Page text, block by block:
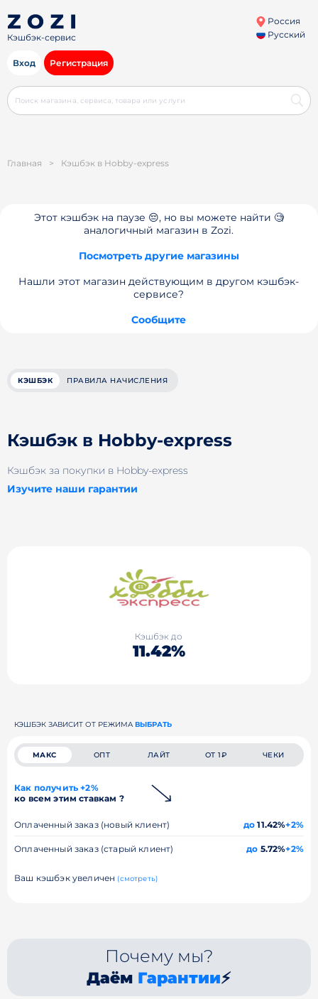
Кэшбэк-сервис
Россия
Русский
Вход Регистрация
Главная > Кэшбэк в Hobby-express
Этот кэшбэк на паузе 😔, но вы можете найти 🧐
аналогичный магазин в Zozi.
Посмотреть другие магазины
Нашли этот магазин действующим в другом кэшбэк-
сервисе?
Сообщите
КЭШБЭК ПРАВИЛА НАЧИСЛЕНИЯ
Кэшбэк в Hobby-express
Кэшбэк за покупки в Hobby-express
Изучите наши гарантии
Кэшбэк до
11.42%
КЭШБЭК ЗАВИСИТ ОТ РЕЖИМА ВЫБРАТЬ
МАКС ОПТ ЛАЙТ ОТ 1₽ ЧЕКИ
Как получить +2%
ко всем этим ставкам ?
Оплаченный заказ (новый клиент) до 11.42%+2%
Оплаченный заказ (старый клиент) до 5.72%+2%
Ваш кэшбэк увеличен (смотреть)
Почему мы?
Даём Гарантии⚡